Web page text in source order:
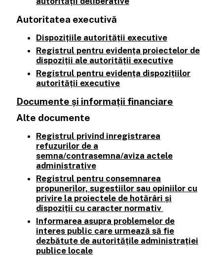
Autoritatea executivă
Dispozițiile autorității executive
Registrul pentru evidența proiectelor de
dispoziții ale autorității executive
Registrul pentru evidența dispozițiilor
autorității executive
Documente și informații financiare
Alte documente
Registrul privind inregistrarea
refuzurilor de a
semna/contrasemna/aviza actele
administrative
Registrul pentru consemnarea
propunerilor, sugestiilor sau opiniilor cu
privire la proiectele de hotărâri și
dispoziții cu caracter normativ
Informarea asupra problemelor de
interes public care urmează să fie
dezbătute de autoritățile administrației
publice locale